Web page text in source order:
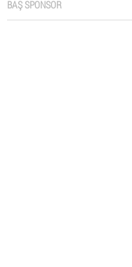
BAŞ SPONSOR